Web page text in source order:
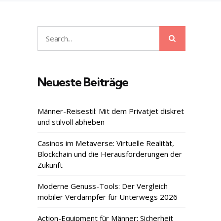
Search
for:
Neueste Beiträge
Männer-Reisestil: Mit dem Privatjet diskret
und stilvoll abheben
Casinos im Metaverse: Virtuelle Realität,
Blockchain und die Herausforderungen der
Zukunft
Moderne Genuss-Tools: Der Vergleich
mobiler Verdampfer für Unterwegs 2026
Action-Equipment für Männer: Sicherheit